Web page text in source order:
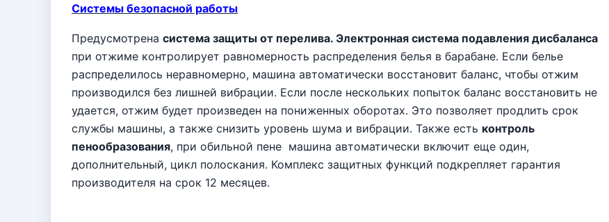
Системы безопасной работы
Предусмотрена система защиты от перелива. Электронная система подавления дисбаланса
при отжиме контролирует равномерность распределения белья в барабане. Если белье
распределилось неравномерно, машина автоматически восстановит баланс, чтобы отжим
производился без лишней вибрации. Если после нескольких попыток баланс восстановить не
удается, отжим будет произведен на пониженных оборотах. Это позволяет продлить срок
службы машины, а также снизить уровень шума и вибрации. Также есть контроль
пенообразования, при обильной пене машина автоматически включит еще один,
дополнительный, цикл полоскания. Комплекс защитных функций подкрепляет гарантия
производителя на срок 12 месяцев.